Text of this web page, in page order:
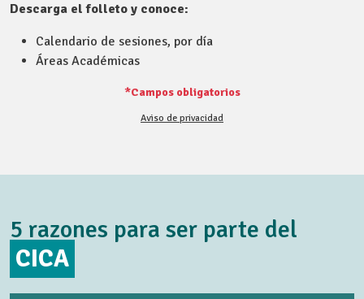
Descarga el folleto y conoce:
Calendario de sesiones, por día
Áreas Académicas
*Campos obligatorios
Aviso de privacidad
5 razones para ser parte del
CICA